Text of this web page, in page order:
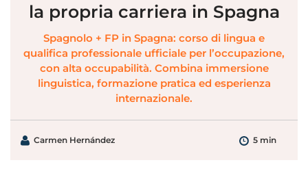
la propria carriera in Spagna
Spagnolo + FP in Spagna: corso di lingua e
qualifica professionale ufficiale per l’occupazione,
con alta occupabilità. Combina immersione
linguistica, formazione pratica ed esperienza
internazionale.
Carmen Hernández 5 min